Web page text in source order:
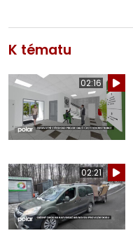
K tématu
02:16
02:21